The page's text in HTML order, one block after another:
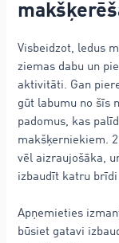
Visbeidzot, ledus
ziemas dabu un
aktivitāti. Gan
gūt labumu no šīs
padomus, kas
makšķerniekiem.
vēl aizraujošāka,
izbaudīt katru brīdi
Apņemieties
būsiet gatavi